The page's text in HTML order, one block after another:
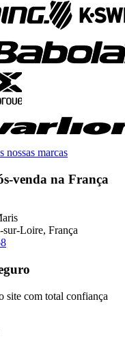
nossas marcas
venda na França
Loire, França
site com total confiança